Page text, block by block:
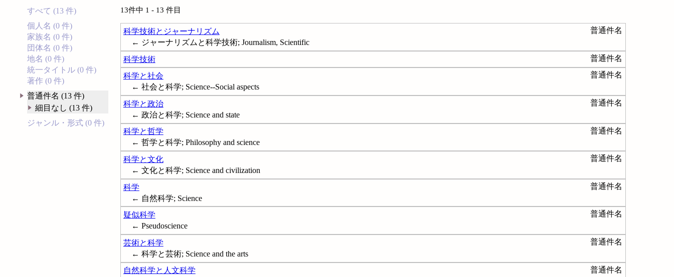
すべて (13 件)
個人名 (0 件)
家族名 (0 件)
団体名 (0 件)
地名 (0 件)
統一タイトル (0 件)
著作 (0 件)
普通件名 (13 件)
細目なし (13 件)
ジャンル・形式 (0 件)
13件中 1 - 13 件目
科学技術とジャーナリズム
普通件名
← ジャーナリズムと科学技術; Journalism, Scientific
科学技術
普通件名
科学と社会
普通件名
← 社会と科学; Science--Social aspects
科学と政治
普通件名
← 政治と科学; Science and state
科学と哲学
普通件名
← 哲学と科学; Philosophy and science
科学と文化
普通件名
← 文化と科学; Science and civilization
科学
普通件名
← 自然科学; Science
疑似科学
普通件名
← Pseudoscience
芸術と科学
普通件名
← 科学と芸術; Science and the arts
自然科学と人文科学
普通件名